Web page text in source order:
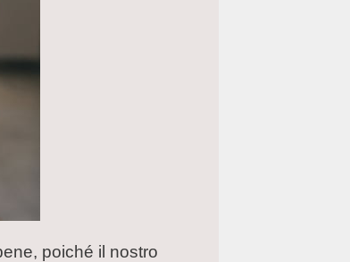
poiché il nostro